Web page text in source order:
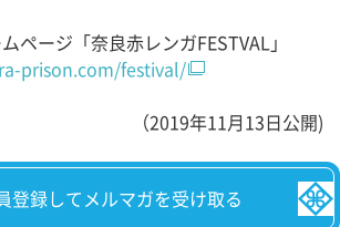
ページ「奈良赤レンガFESTVAL」
prison.com/festival/
（2019年11月13日公開)
登録してメルマガを受け取る